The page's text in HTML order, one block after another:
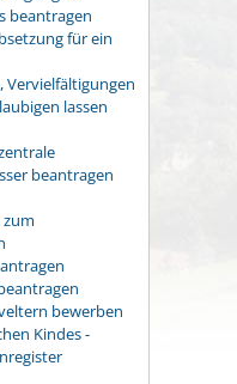
beantragen
für ein
Vervielfältigungen
lassen
beantragen
zum
bewerben
Kindes -